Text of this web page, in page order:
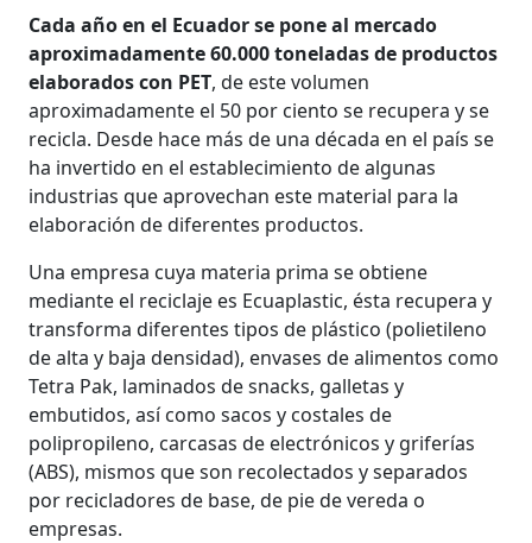
Cada año en el Ecuador se pone al mercado
aproximadamente 60.000 toneladas de productos
elaborados con PET, de este volumen
aproximadamente el 50 por ciento se recupera y se
recicla. Desde hace más de una década en el país se
ha invertido en el establecimiento de algunas
industrias que aprovechan este material para la
elaboración de diferentes productos.
Una empresa cuya materia prima se obtiene
mediante el reciclaje es Ecuaplastic, ésta recupera y
transforma diferentes tipos de plástico (polietileno
de alta y baja densidad), envases de alimentos como
Tetra Pak, laminados de snacks, galletas y
embutidos, así como sacos y costales de
polipropileno, carcasas de electrónicos y griferías
(ABS), mismos que son recolectados y separados
por recicladores de base, de pie de vereda o
empresas.